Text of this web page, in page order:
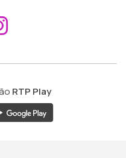
ao
RTP Play